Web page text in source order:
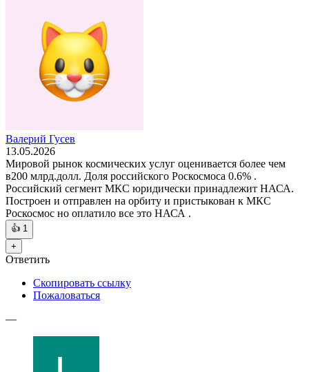
Валерий Гусев
13.05.2026
Мировой рынок космических услуг оценивается более чем
в200 млрд.долл. Доля российского Роскосмоса 0.6% .
Российский сегмент МКС юридически принадлежит НАСА.
Построен и отправлен на орбиту и пристыкован к МКС
Роскосмос но оплатило все это НАСА .
👍 1
+
Ответить
Скопировать ссылку
Пожаловаться
—